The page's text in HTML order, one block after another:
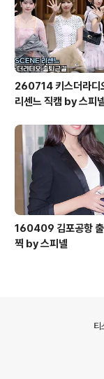
260714 키스더라디
리센느 직캠 by 스피
160409 김포공항
찍 by 스피넬
티